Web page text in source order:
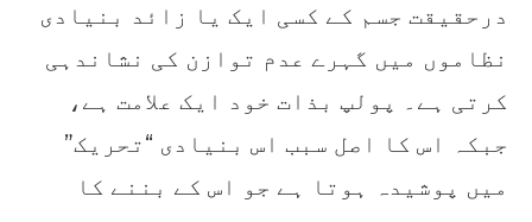
درحقیقت جسم کے کسی ایک یا زائد بنیادی
نظاموں میں گہرے عدم توازن کی نشاندہی
کرتی ہے۔ پولپ بذات خود ایک علامت ہے،
جبکہ اس کا اصل سبب اس بنیادی “تحریک”
میں پوشیدہ ہوتا ہے جو اس کے بننے کا